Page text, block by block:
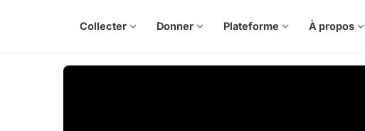
Collecter expand_more Donner expand_more Plateforme expand_more À propos expand_more